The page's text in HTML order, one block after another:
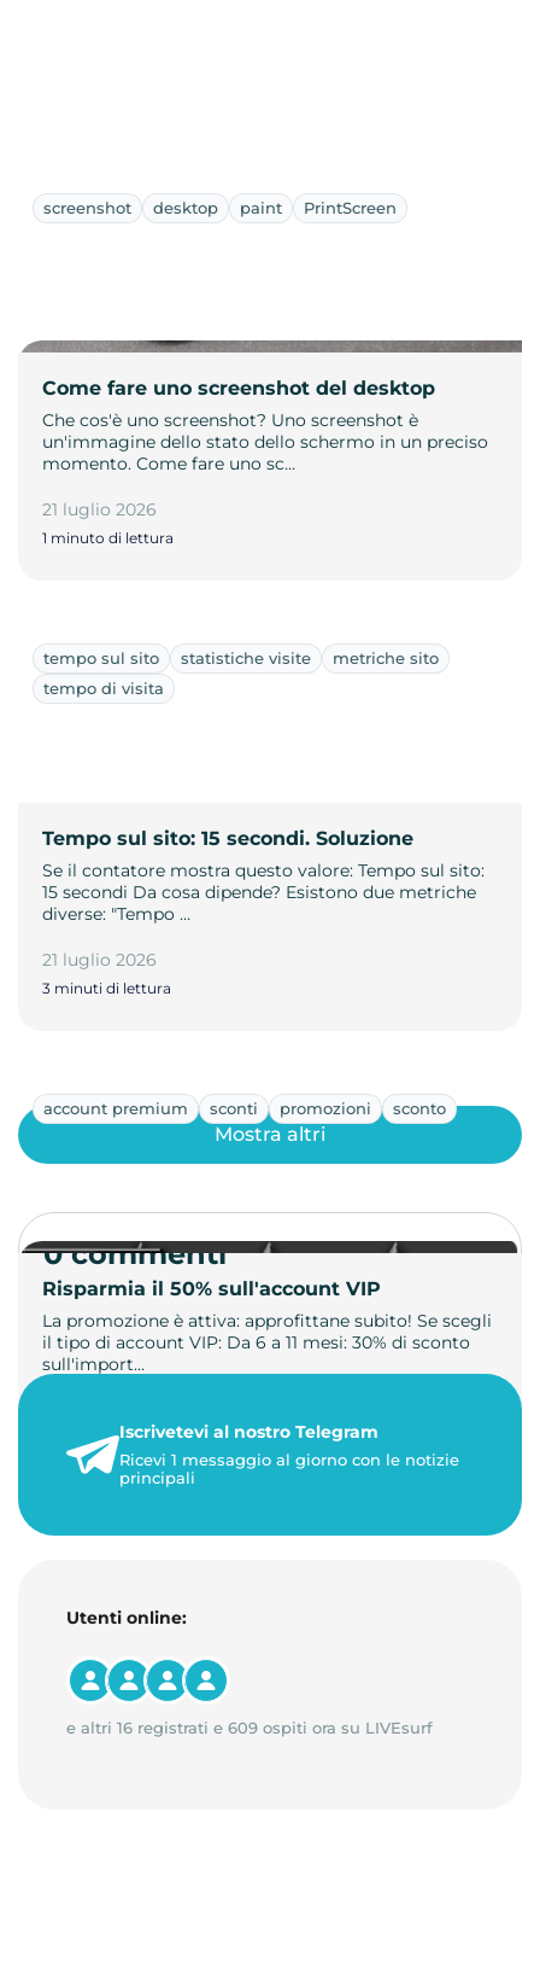
screenshot desktop paint PrintScreen
Come fare uno screenshot del desktop
Che cos'è uno screenshot? Uno screenshot è
un'immagine dello stato dello schermo in un preciso
momento. Come fare uno sc…
21 luglio 2026
1 minuto di lettura
tempo sul sito statistiche visite
metriche sito
tempo di visita
Tempo sul sito: 15 secondi. Soluzione
Se il contatore mostra questo valore: Tempo sul sito:
15 secondi Da cosa dipende? Esistono due metriche
diverse: "Tempo …
21 luglio 2026
3 minuti di lettura
account premium sconti promozioni sconto
Risparmia il 50% sull'account VIP
La promozione è attiva: approfittane subito! Se scegli
il tipo di account VIP: Da 6 a 11 mesi: 30% di sconto
sull'import…
1 minuto di lettura
Mostra altri
0 commenti
Iscrivetevi al nostro Telegram
Ricevi 1 messaggio al giorno con le notizie
principali
Utenti online:
e altri 16 registrati e 609 ospiti ora su LIVEsurf